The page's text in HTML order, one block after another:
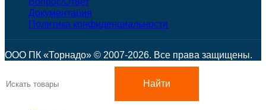
Документация
Политика конфиденциальности
ООО ПК «Торнадо» © 2007-2026. Все права защищены.
Найти